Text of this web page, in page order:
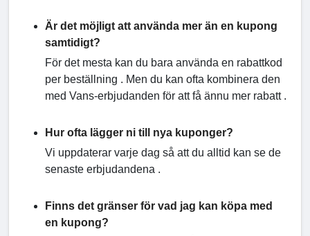
Är det möjligt att använda mer än en kupong
samtidigt?
För det mesta kan du bara använda en rabattkod
per beställning . Men du kan ofta kombinera den
med Vans-erbjudanden för att få ännu mer rabatt .
Hur ofta lägger ni till nya kuponger?
Vi uppdaterar varje dag så att du alltid kan se de
senaste erbjudandena .
Finns det gränser för vad jag kan köpa med
en kupong?